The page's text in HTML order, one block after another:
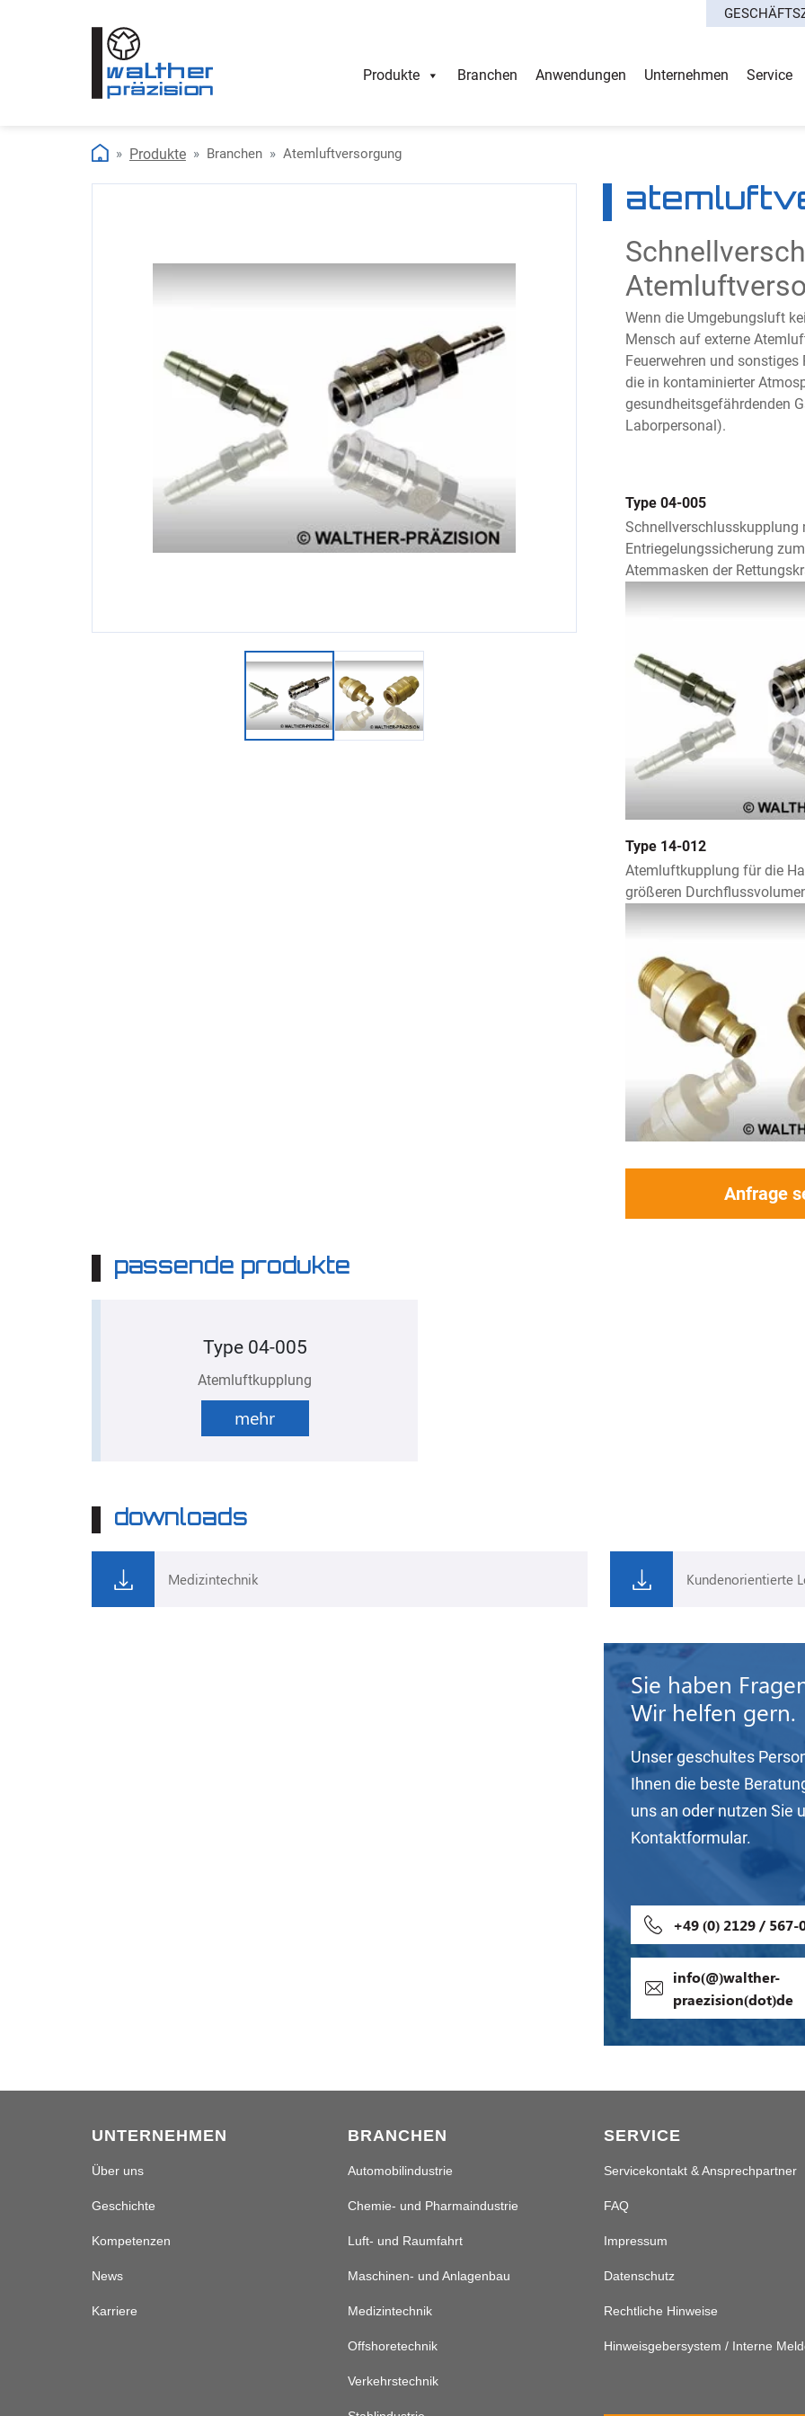
Produkte Branchen Anwendungen Unternehmen Service
Produkte Branchen Atemluftversorgung
Wenn die Umgebungsluft
Mensch auf externe
Feuerwehren und
die in kontaminierter
gesundheitsgefährdenden
Laborpersonal).
Type 04-005
Entriegelungssicherung
Atemmasken der
Type 14-012
Atemluftkupplung für die
größeren
Anfrage
passende produkte
Type 04-005
Atemluftkupplung
mehr
downloads
Medizintechnik Kundenorientierte
Sie haben
Wir helfen gern.
Unser geschultes
Ihnen die beste
uns an oder nutzen Sie
Kontaktformular.
+49 (0) 2129 / 567-
info(@)walther-
praezision(dot)de
UNTERNEHMEN
Über uns
Geschichte
Kompetenzen
News
Karriere
BRANCHEN
Automobilindustrie
Chemie- und Pharmaindustrie
Luft- und Raumfahrt
Maschinen- und Anlagenbau
Medizintechnik
Offshoretechnik
Verkehrstechnik
SERVICE
Servicekontakt & Ansprechpartner
FAQ
Impressum
Datenschutz
Rechtliche Hinweise
Hinweisgebersystem / Interne